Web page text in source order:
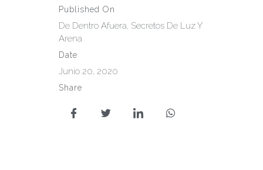
Published On
De Dentro Afuera, Secretos De Luz Y
Arena
Date
Junio 20, 2020
Share